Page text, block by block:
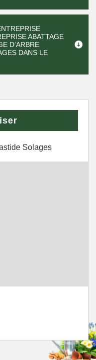
ABATTAGE
D’ARBRE
DANS LE
Solages